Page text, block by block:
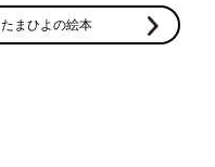
たまひよの絵本